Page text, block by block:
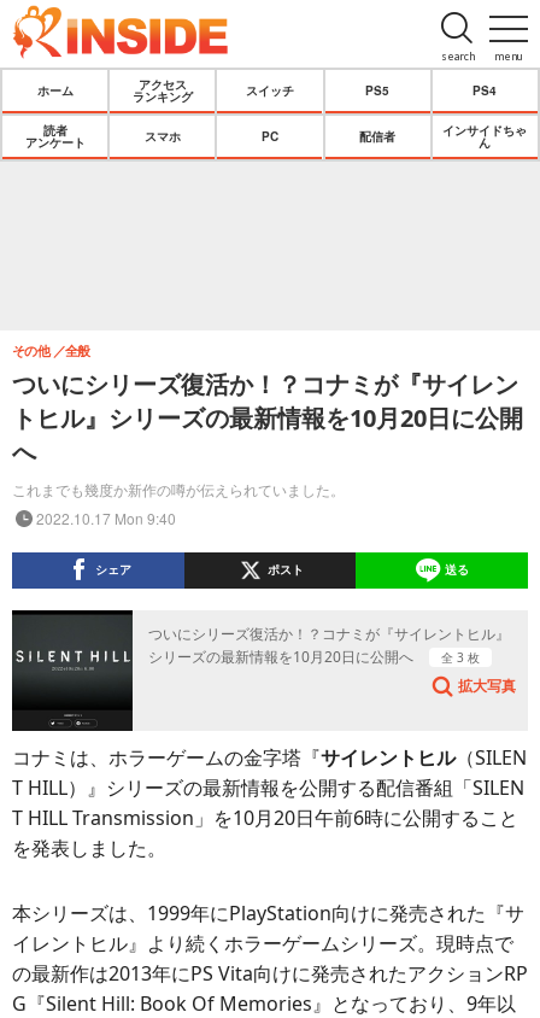
menu
search
ホーム
アクセス
ランキング
スイッチ PS5 PS4
読者
アンケート
スマホ PC 配信者
インサイドちゃ
ん
ついにシリーズ復活か！？コナミが『サイレン
トヒル』シリーズの最新情報を10月20日に公開
へ
これまでも幾度か新作の噂が伝えられていました。
その他 全般
2022.10.17 Mon 9:40
シェア ポスト 送る
ついにシリーズ復活か！？コナミが『サイレントヒル』
シリーズの最新情報を10月20日に公開へ
全 3 枚
拡大写真
コナミは、ホラーゲームの金字塔『サイレントヒル（SILEN
T HILL）』シリーズの最新情報を公開する配信番組「SILEN
T HILL Transmission」を10月20日午前6時に公開すること
を発表しました。
本シリーズは、1999年にPlayStation向けに発売された『サ
イレントヒル』より続くホラーゲームシリーズ。現時点で
の最新作は2013年にPS Vita向けに発売されたアクションRP
G『Silent Hill: Book Of Memories』となっており、9年以